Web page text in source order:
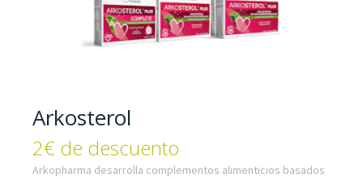
Arkosterol
2€ de descuento
Arkopharma desarrolla complementos alimenticios basados